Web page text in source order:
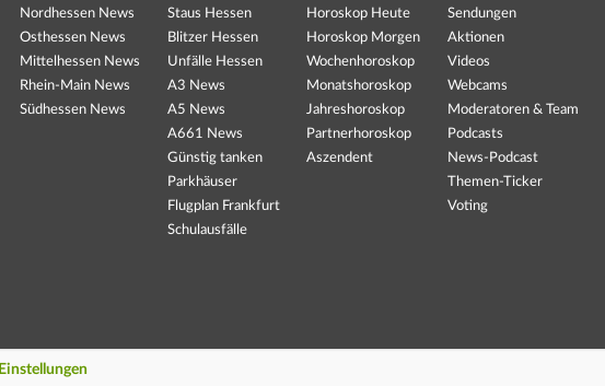
Nordhessen News
Osthessen News
Mittelhessen News
Rhein-Main News
Südhessen News
Staus Hessen
Blitzer Hessen
Unfälle Hessen
A3 News
A5 News
A661 News
Günstig tanken
Parkhäuser
Flugplan Frankfurt
Schulausfälle
Horoskop Heute
Horoskop Morgen
Wochenhoroskop
Monatshoroskop
Jahreshoroskop
Partnerhoroskop
Aszendent
Sendungen
Aktionen
Videos
Webcams
Moderatoren & Team
Podcasts
News-Podcast
Themen-Ticker
Voting